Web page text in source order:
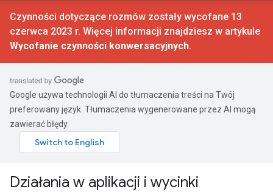
Czynności dotyczące rozmów zostały wycofane 13
czerwca 2023 r. Więcej informacji znajdziesz w artykule
Wycofanie czynności konwersacyjnych.
Google używa technologii AI do tłumaczenia treści na Twój
preferowany język. Tłumaczenia wygenerowane przez AI mogą
zawierać błędy.
Działania w aplikacji i wycinki